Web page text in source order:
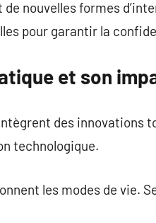
nouvelles formes
pour garantir la
et son
des innovations
technologique.
les modes de vie.